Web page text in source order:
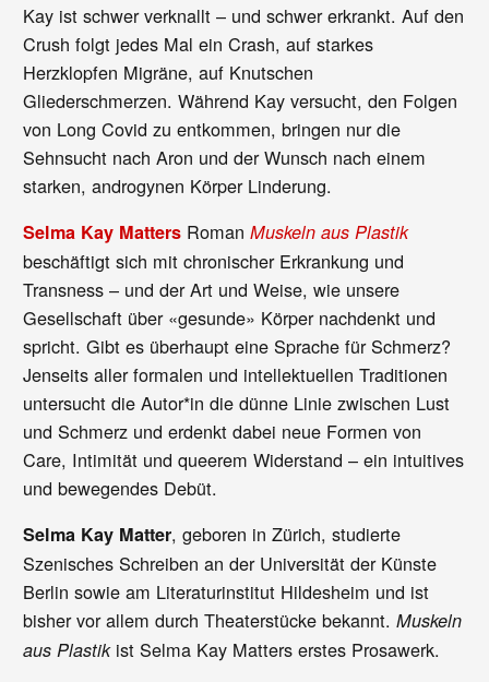
Kay ist schwer verknallt – und schwer erkrankt. Auf den
Crush folgt jedes Mal ein Crash, auf starkes
Herzklopfen Migräne, auf Knutschen
Gliederschmerzen. Während Kay versucht, den Folgen
von Long Covid zu entkommen, bringen nur die
Sehnsucht nach Aron und der Wunsch nach einem
starken, androgynen Körper Linderung.
Selma Kay Matters RomanMuskeln aus Plastik
beschäftigt sich mit chronischer Erkrankung und
Transness – und der Art und Weise, wie unsere
Gesellschaft über «gesunde» Körper nachdenkt und
spricht. Gibt es überhaupt eine Sprache für Schmerz?
Jenseits aller formalen und intellektuellen Traditionen
untersucht die Autor*in die dünne Linie zwischen Lust
und Schmerz und erdenkt dabei neue Formen von
Care, Intimität und queerem Widerstand – ein intuitives
und bewegendes Debüt.
Selma Kay Matter, geboren in Zürich, studierte
Szenisches Schreiben an der Universität der Künste
Berlin sowie am Literaturinstitut Hildesheim und ist
bisher vor allem durch Theaterstücke bekannt.Muskeln
aus Plastikist Selma Kay Matters erstes Prosawerk.